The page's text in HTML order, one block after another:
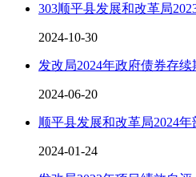
303顺平县发展和改革局
2024-10-30
发改局2024年政府债券存
2024-06-20
顺平县发展和改革局2024
2024-01-24